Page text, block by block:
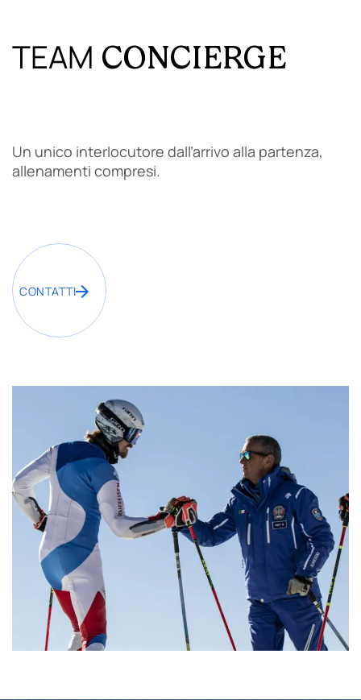
TEAM CONCIERGE
Un unico interlocutore dall’arrivo alla partenza,
allenamenti compresi.
CONTATTI